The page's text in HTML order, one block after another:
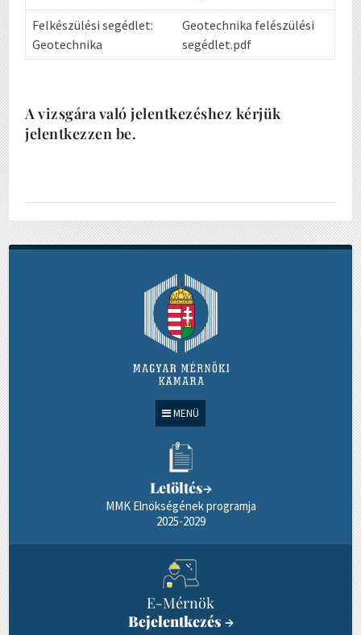
MENÜ
Letöltés→
MMK Elnökségének programja
2025-2029
E-Mérnök
Bejelentkezés →
Felkészülési segédlet:
Geotechnika
Geotechnika felészülési
segédlet.pdf
A vizsgára való jelentkezéshez kérjük
jelentkezzen be.